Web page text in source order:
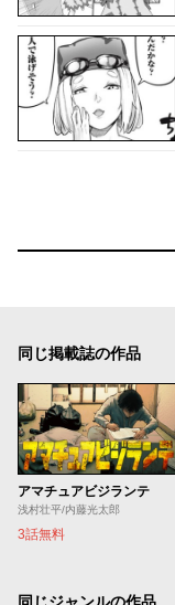
同じ掲載誌の作品
アマチュアビジランテ
浅村壮平/内藤光太郎
3話無料
同じジャンルの作品